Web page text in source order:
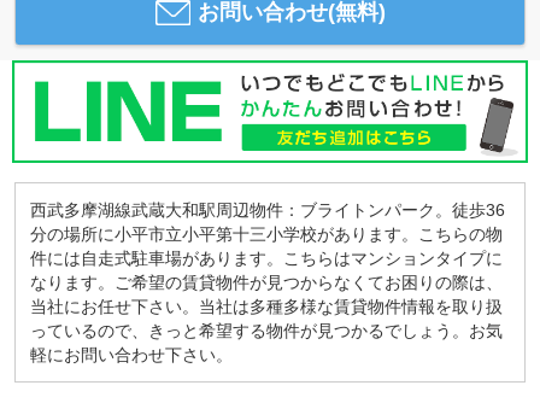
お問い合わせ(無料)
西武多摩湖線武蔵大和駅周辺物件：ブライトンパーク。徒歩36
分の場所に小平市立小平第十三小学校があります。こちらの物
件には自走式駐車場があります。こちらはマンションタイプに
なります。ご希望の賃貸物件が見つからなくてお困りの際は、
当社にお任せ下さい。当社は多種多様な賃貸物件情報を取り扱
っているので、きっと希望する物件が見つかるでしょう。お気
軽にお問い合わせ下さい。